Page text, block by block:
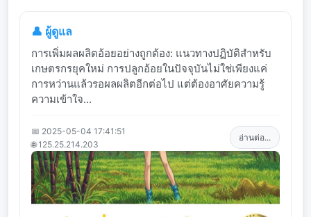
👤 ผู้ดูแล
การเพิ่มผลผลิตอ้อยอย่างถูกต้อง: แนวทางปฏิบัติสำหรับ
เกษตรกรยุคใหม่ การปลูกอ้อยในปัจจุบันไม่ใช่เพียงแค่
การหว่านแล้วรอผลผลิตอีกต่อไป แต่ต้องอาศัยความรู้
ความเข้าใจ...
📅 2025-05-04 17:41:51
🌐 125.25.214.203
อ่านต่อ...